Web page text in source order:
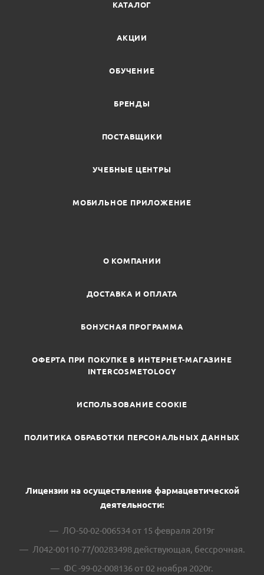
КАТАЛОГ
АКЦИИ
ОБУЧЕНИЕ
БРЕНДЫ
ПОСТАВЩИКИ
УЧЕБНЫЕ ЦЕНТРЫ
МОБИЛЬНОЕ ПРИЛОЖЕНИЕ
О КОМПАНИИ
ДОСТАВКА И ОПЛАТА
БОНУСНАЯ ПРОГРАММА
ОФЕРТА ПРИ ПОКУПКЕ В ИНТЕРНЕТ-МАГАЗИНЕ
INTERCOSMETOLOGY
ИСПОЛЬЗОВАНИЕ COOKIE
ПОЛИТИКА ОБРАБОТКИ ПЕРСОНАЛЬНЫХ ДАННЫХ
Лицензии на осуществление фармацевтической
деятельности:
ЛО-50-02-006534 от 15 февраля 2019г
Л042-00110-77/00283498 действующая, бессрочная.
ФС -99-02-008136 от 02 ноября 2020г.